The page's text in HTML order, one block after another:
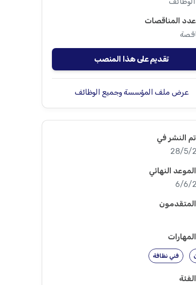
عدد المناقصات
تقديم على هذا المنصب
عرض ملف المؤسسة وجميع الوظائف
تم النشر في
28/5/
الموعد النهائي
6/6/
المتقدمون
المهارات
فني نظافة
الفئة